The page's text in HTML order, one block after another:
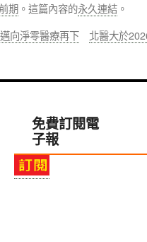
期 。這篇內容的永久連結 。
向淨零醫療再下
北醫大於
免費訂閱電
子報